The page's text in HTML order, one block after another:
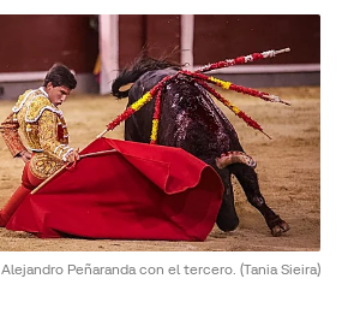
Alejandro Peñaranda con el tercero. (Tania Sieira)